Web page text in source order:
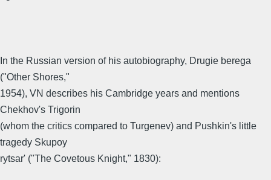
In the Russian version of his autobiography, Drugie berega
("Other Shores,"
1954), VN describes his Cambridge years and mentions
Chekhov's Trigorin
(whom the critics compared to Turgenev) and Pushkin's little
tragedy Skupoy
rytsar' ("The Covetous Knight," 1830):